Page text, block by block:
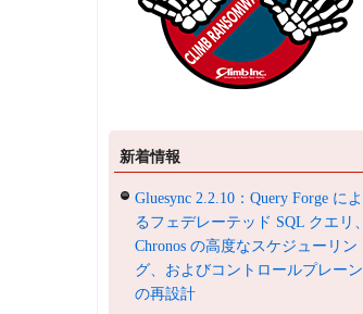
新着情報
Gluesync 2.2.10：Query Forge によ
るフェデレーテッド SQL クエリ、
Chronos の高度なスケジューリン
グ、およびコントロールプレーン
の再設計